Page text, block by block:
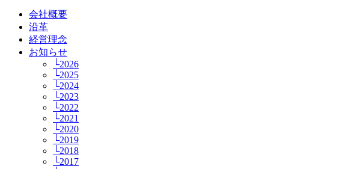
会社概要
沿革
経営理念
お知らせ
└2026
└2025
└2024
└2023
└2022
└2021
└2020
└2019
└2018
└2017